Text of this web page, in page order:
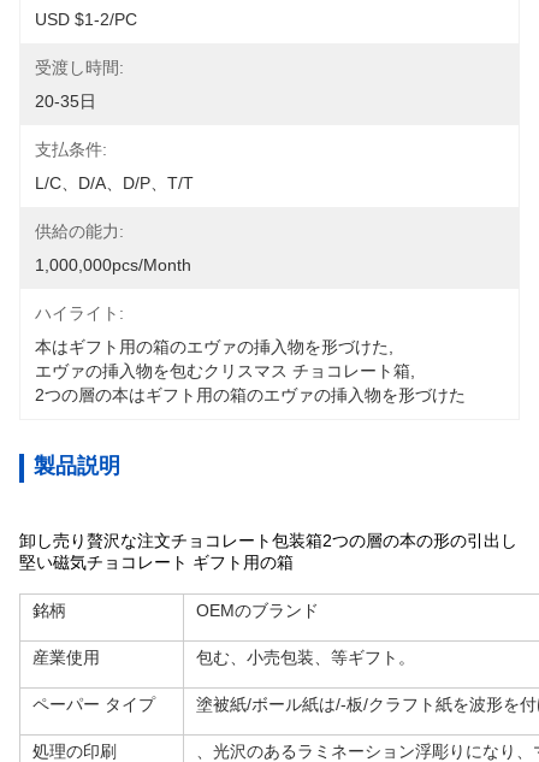
USD $1-2/PC
受渡し時間:
20-35日
支払条件:
L/C、D/A、D/P、T/T
供給の能力:
1,000,000pcs/month
ハイライト:
本はギフト用の箱のエヴァの挿入物を形づけた
エヴァの挿入物を包むクリスマス チョコレート箱
2つの層の本はギフト用の箱のエヴァの挿入物を形づけた
製品説明
卸し売り贅沢な注文チョコレート包装箱2つの層の本の形の引出し
堅い磁気チョコレート ギフト用の箱
銘柄 OEMのブランド
産業使用 包む、小売包装、等ギフト。
ペーパー タイプ 塗被紙/ボール紙は/-板/クラフト紙を波形を
処理の印刷
、光沢のあるラミネーション浮彫りになり